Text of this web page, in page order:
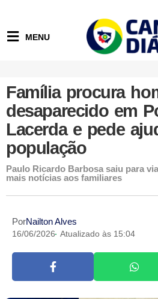
MENU
Família procura
desaparecido em
Lacerda e pede
população
Paulo Ricardo Barbosa saiu para
mais notícias aos familiares
PorNailton Alves
16/06/2026 Atualizado às 15:04